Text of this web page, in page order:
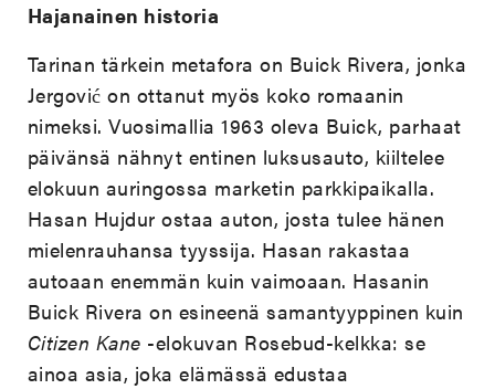
Hajanainen historia
Tarinan tärkein metafora on Buick Rivera, jonka
Jergović on ottanut myös koko romaanin
nimeksi. Vuosimallia 1963 oleva Buick, parhaat
päivänsä nähnyt entinen luksusauto, kiiltelee
elokuun auringossa marketin parkkipaikalla.
Hasan Hujdur ostaa auton, josta tulee hänen
mielenrauhansa tyyssija. Hasan rakastaa
autoaan enemmän kuin vaimoaan. Hasanin
Buick Rivera on esineenä samantyyppinen kuin
Citizen Kane -elokuvan Rosebud-kelkka: se
ainoa asia, joka elämässä edustaa